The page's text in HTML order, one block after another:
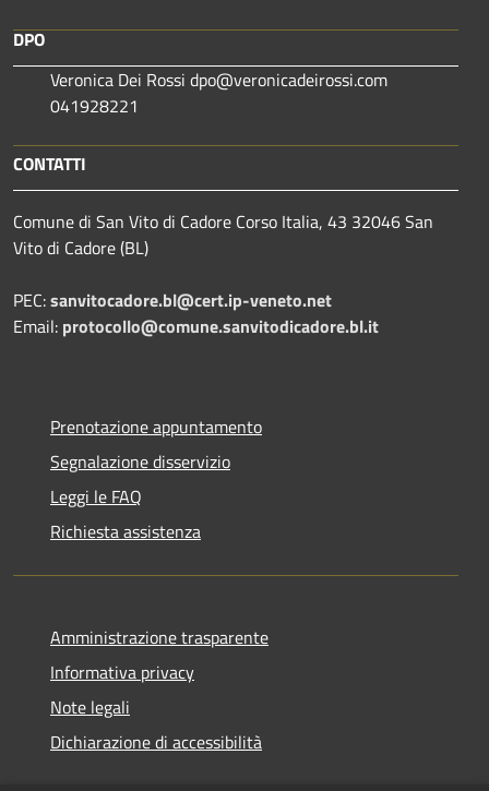
DPO
Veronica Dei Rossi dpo@veronicadeirossi.com
041928221
CONTATTI
Comune di San Vito di Cadore Corso Italia, 43 32046 San
Vito di Cadore (BL)
PEC:sanvitocadore.bl@cert.ip-veneto.net
Email: protocollo@comune.sanvitodicadore.bl.it
Prenotazione appuntamento
Segnalazione disservizio
Leggi le FAQ
Richiesta assistenza
Amministrazione trasparente
Informativa privacy
Note legali
Dichiarazione di accessibilità